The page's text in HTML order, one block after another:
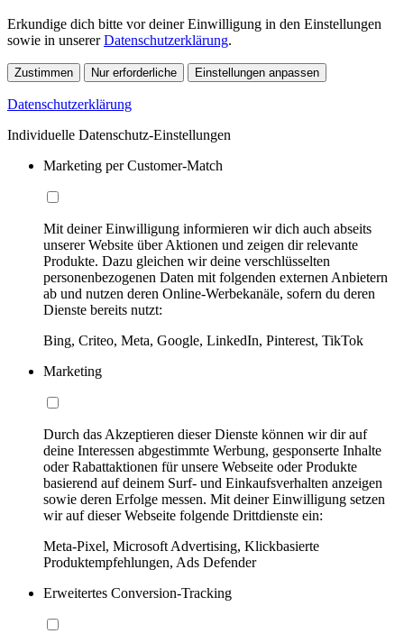
Erkundige dich bitte vor deiner Einwilligung in den Einstellungen
sowie in unsererDatenschutzerklärung.
Zustimmen Nur erforderliche Einstellungen anpassen
Datenschutzerklärung
Individuelle Datenschutz-Einstellungen
Marketing per Customer-Match
Mit deiner Einwilligung informieren wir dich auch abseits
unserer Website über Aktionen und zeigen dir relevante
Produkte. Dazu gleichen wir deine verschlüsselten
personenbezogenen Daten mit folgenden externen Anbietern
ab und nutzen deren Online-Werbekanäle, sofern du deren
Dienste bereits nutzt:
Bing, Criteo, Meta, Google, LinkedIn, Pinterest, TikTok
Marketing
Durch das Akzeptieren dieser Dienste können wir dir auf
deine Interessen abgestimmte Werbung, gesponserte Inhalte
oder Rabattaktionen für unsere Webseite oder Produkte
basierend auf deinem Surf- und Einkaufsverhalten anzeigen
sowie deren Erfolge messen. Mit deiner Einwilligung setzen
wir auf dieser Webseite folgende Drittdienste ein:
Meta-Pixel, Microsoft Advertising, Klickbasierte
Produktempfehlungen, Ads Defender
Erweitertes Conversion-Tracking